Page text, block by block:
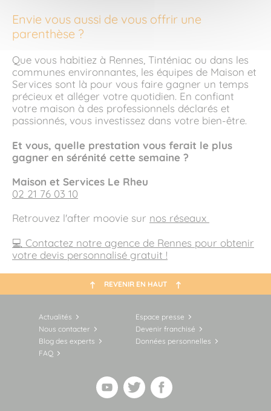
Envie vous aussi de vous offrir une
parenthèse ?
Que vous habitiez à Rennes, Tinténiac ou dans les
communes environnantes, les équipes de Maison et
Services sont là pour vous faire gagner un temps
précieux et alléger votre quotidien. En confiant
votre maison à des professionnels déclarés et
passionnés, vous investissez dans votre bien-être.
Et vous, quelle prestation vous ferait le plus
gagner en sérénité cette semaine ?
Maison et Services Le Rheu
02 21 76 03 10
Retrouvez l'after moovie sur nos réseaux
💻 Contactez notre agence de Rennes pour obtenir
votre devis personnalisé gratuit !
REVENIR EN HAUT
Actualités
Espace presse
Nous contacter
Devenir franchisé
Blog des experts
Données personnelles
FAQ